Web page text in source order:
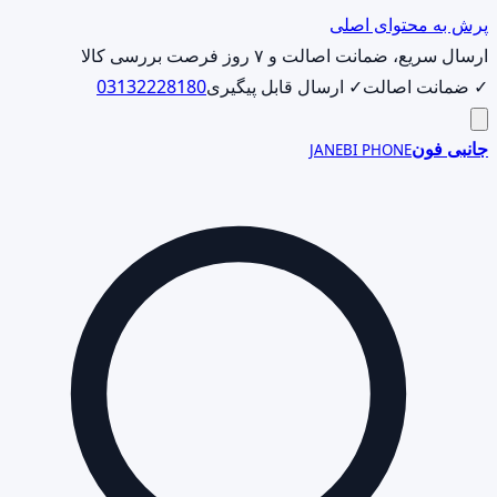
پرش به محتوای اصلی
ارسال سریع، ضمانت اصالت و ۷ روز فرصت بررسی کالا
✓ ضمانت اصالت✓ ارسال قابل پیگیری03132228180
جانبی فونJANEBI PHONE